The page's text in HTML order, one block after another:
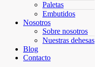
Paletas
Embutidos
Nosotros
Sobre nosotros
Nuestras dehesas
Blog
Contacto